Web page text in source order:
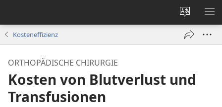
ändern
Kosteneffizienz
ORTHOPÄDISCHE CHIRURGIE
Kosten von Blutverlust und
Transfusionen